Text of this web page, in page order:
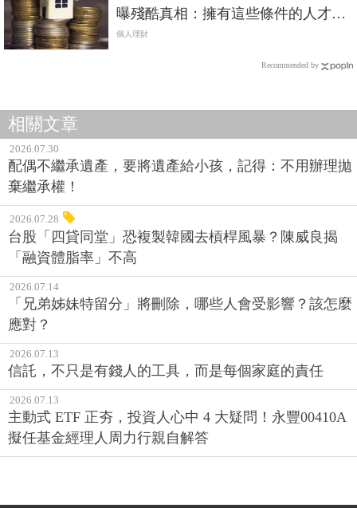
曝殘酷真相：擁有這些條件的人才買
得起房
個人理財
Recommended by
相關文章
2026.07.30
配偶不繼承遺產，要將遺產給小孩，記得：不用辦理拋
棄繼承權！
2026.07.28
台股「四貸同堂」恐複製韓國去槓桿風暴？陳威良揭
「融資體脂率」不高
2026.07.14
「兄弟姊妹特留分」將刪除，哪些人會受影響？該怎麼
應對？
2026.07.13
信託，不只是有錢人的工具，而是每個家庭的責任
2026.07.13
主動式 ETF 正夯，投資人心中 4 大疑問！永豐00410A
擬任基金經理人周力行親自解答